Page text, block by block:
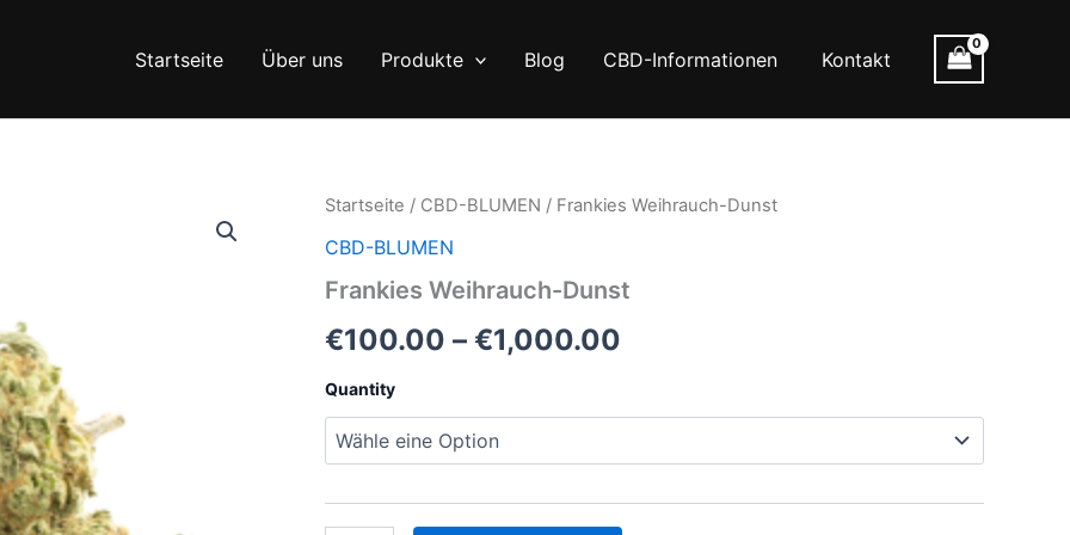
Startseite Über uns Produkte Blog CBD-Informationen Kontakt
Startseite / CBD-BLUMEN / Frankies Weihrauch-Dunst
CBD-BLUMEN
Frankies Weihrauch-Dunst
€100.00 – €1,000.00
Quantity